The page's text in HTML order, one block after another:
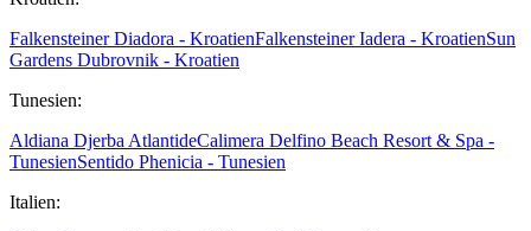
Falkensteiner Diadora - KroatienFalkensteiner Iadera - KroatienSun
Gardens Dubrovnik - Kroatien
Tunesien:
Aldiana Djerba AtlantideCalimera Delfino Beach Resort & Spa -
TunesienSentido Phenicia - Tunesien
Italien: